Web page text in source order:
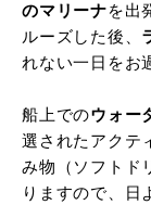
のマリーナを出
ルーズした後、
れない一日をお
船上でのウォー
選されたアクテ
み物（ソフトド
りますので、日